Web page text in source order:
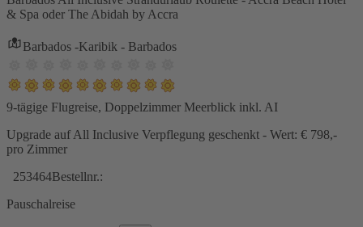
& Spa oder The Abidah by Accra
Barbados -Karibik - Barbados
9-tägige Flugreise, Doppelzimmer Meerblick inkl. AI
Upgrade auf All Inclusive Verpflegung geschenkt - Wert: € 798,-
pro Zimmer
253464Bestellnr.:
Pauschalreise